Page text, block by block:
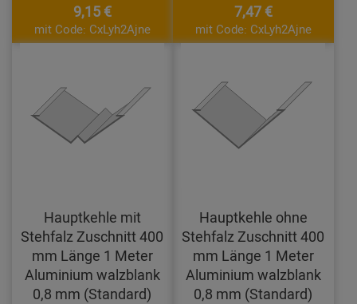
9,15 €
mit Code: CxLyh2Ajne
7,47 €
mit Code: CxLyh2Ajne
Hauptkehle mit
Stehfalz Zuschnitt 400
mm Länge 1 Meter
Aluminium walzblank
0,8 mm (Standard)
Hauptkehle ohne
Stehfalz Zuschnitt 400
mm Länge 1 Meter
Aluminium walzblank
0,8 mm (Standard)